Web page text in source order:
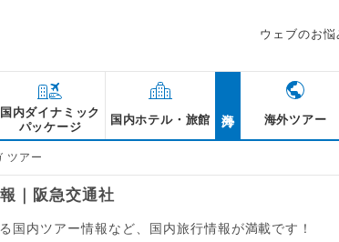
ウェブのお悩
国内ダイナミック
パッケージ
国内ホテル・旅館 海外ツアー
ツアー
｜阪急交通社
国内ツアー情報など、国内旅行情報が満載です！